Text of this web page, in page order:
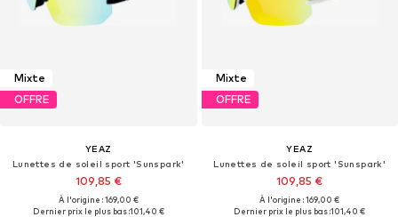
Mixte
OFFRE
YEAZ
Lunettes de soleil sport 'Sunspark'
109,85 €
À l'origine : 169,00 €
Dernier prix le plus bas :101,40 €
Mixte
OFFRE
YEAZ
Lunettes de soleil sport 'Sunspark'
109,85 €
À l'origine : 169,00 €
Dernier prix le plus bas :101,40 €